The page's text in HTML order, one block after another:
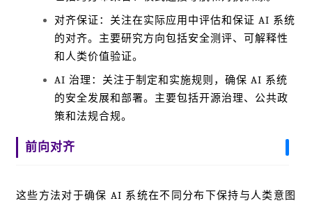
对齐保证：关注在实际应用中评估和保证 AI 系统
的对齐。主要研究方向包括安全测评、可解释性
和人类价值验证。
AI 治理：关注于制定和实施规则，确保 AI 系统
的安全发展和部署。主要包括开源治理、公共政
策和法规合规。
前向对齐
这些方法对于确保 AI 系统在不同分布下保持与人类意图